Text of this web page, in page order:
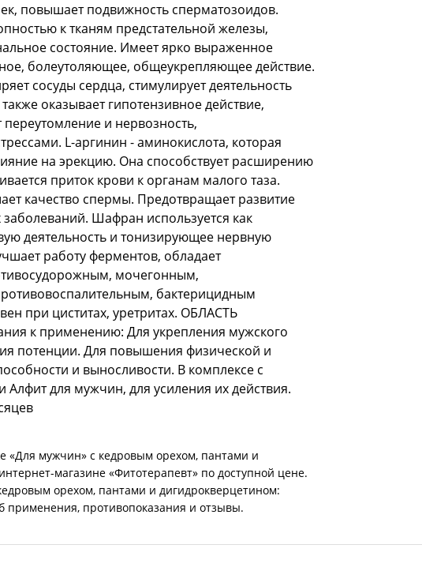
повышает подвижность сперматозоидов.
к тканям предстательной железы,
состояние. Имеет ярко выраженное
болеутоляющее, общеукрепляющее действие.
сосуды сердца, стимулирует деятельность
оказывает гипотензивное действие,
переутомление и нервозность,
L-аргинин - аминокислота, которая
на эрекцию. Она способствует расширению
приток крови к органам малого таза.
качество спермы. Предотвращает развитие
заболеваний. Шафран используется как
деятельность и тонизирующее нервную
работу ферментов, обладает
мочегонным,
бактерицидным
при циститах, уретритах. ОБЛАСТЬ
к применению: Для укрепления мужского
потенции. Для повышения физической и
и выносливости. В комплексе с
Алфит для мужчин, для усиления их действия.
«Для мужчин» с кедровым орехом, пантами и
магазине «Фитотерапевт» по доступной цене.
орехом, пантами и дигидрокверцетином:
применения, противопоказания и отзывы.